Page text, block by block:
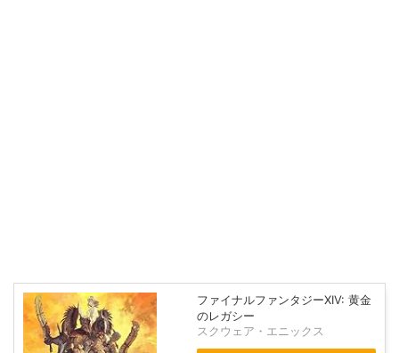
ファイナルファンタジーXIV: 黄金
のレガシー
スクウェア・エニックス